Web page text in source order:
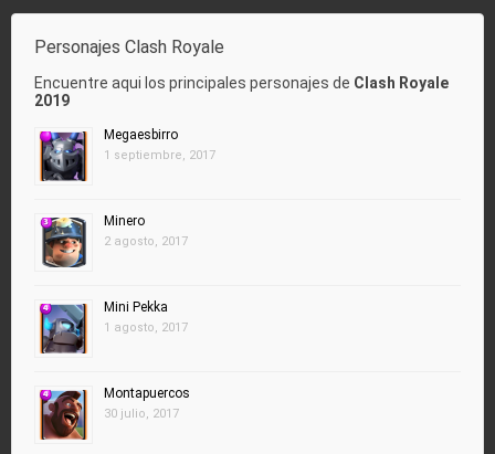
Personajes Clash Royale
Encuentre aqui los principales personajes de Clash Royale
2019
Megaesbirro
1 septiembre, 2017
Minero
2 agosto, 2017
Mini Pekka
1 agosto, 2017
Montapuercos
30 julio, 2017